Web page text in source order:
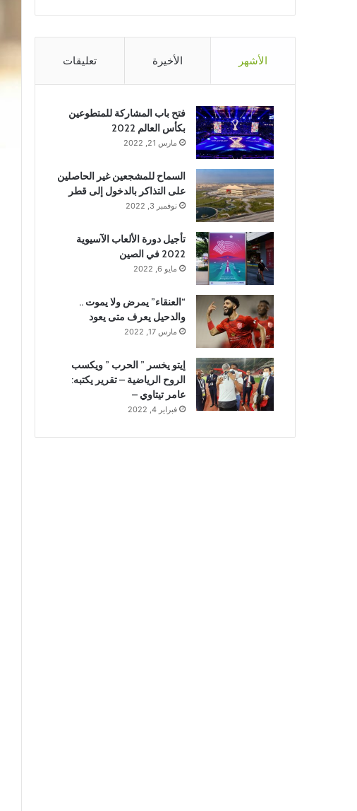
الأشهر الأخيرة تعليقات
فتح باب المشاركة للمتطوعين
بكأس العالم 2022
مارس 21, 2022
السماح للمشجعين غير الحاصلين
على التذاكر بالدخول إلى قطر
نوفمبر 3, 2022
تأجيل دورة الألعاب الآسيوية
2022 في الصين
مايو 6, 2022
“العنقاء” يمرض ولا يموت ..
والدحيل يعرف متى يعود
مارس 17, 2022
إيتو يخسر ” الحرب ” ويكسب
الروح الرياضية – تقرير يكتبه:
عامر تيتاوي –
فبراير 4, 2022